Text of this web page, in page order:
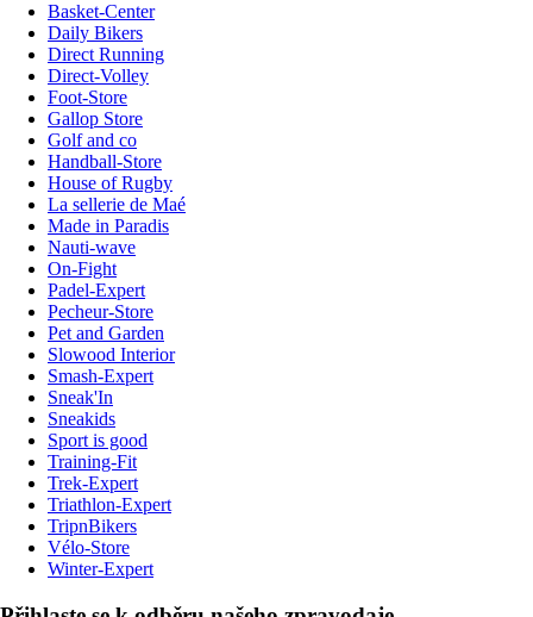
Basket-Center
Daily Bikers
Direct Running
Direct-Volley
Foot-Store
Gallop Store
Golf and co
Handball-Store
House of Rugby
La sellerie de Maé
Made in Paradis
Nauti-wave
On-Fight
Padel-Expert
Pecheur-Store
Pet and Garden
Slowood Interior
Smash-Expert
Sneak'In
Sneakids
Sport is good
Training-Fit
Trek-Expert
Triathlon-Expert
TripnBikers
Vélo-Store
Winter-Expert